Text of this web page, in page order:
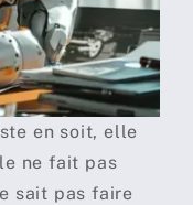
en soit, elle
ne fait pas
sait pas faire